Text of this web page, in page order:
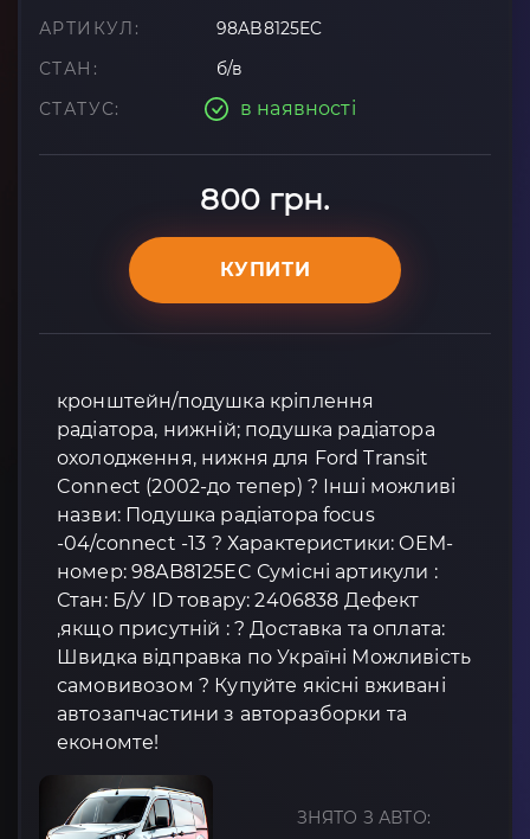
АРТИКУЛ:
98AB8125EC
СТАН:
б/в
СТАТУС:
в наявності
800 грн.
КУПИТИ
кронштейн/подушка кріплення
радіатора, нижній; подушка радіатора
охолодження, нижня для Ford Transit
Connect (2002-до тепер) ? Інші можливі
назви: Подушка радіатора focus
-04/connect -13 ? Характеристики: OEM-
номер: 98AB8125EC Сумісні артикули :
Стан: Б/У ID товару: 2406838 Дефект
,якщо присутній : ? Доставка та оплата:
Швидка відправка по Україні Можливість
самовивозом ? Купуйте якісні вживані
автозапчастини з авторазборки та
економте!
ЗНЯТО З АВТО: